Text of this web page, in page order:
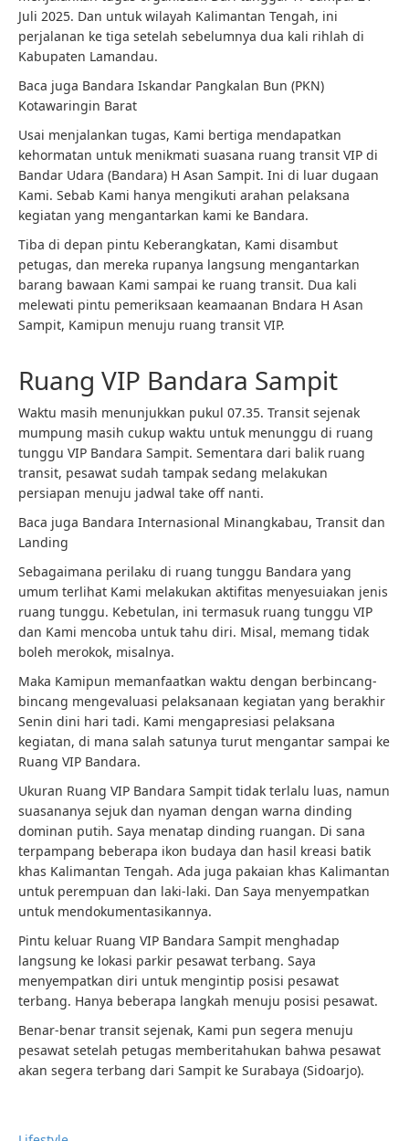
Juli 2025. Dan untuk wilayah Kalimantan Tengah, ini
perjalanan ke tiga setelah sebelumnya dua kali rihlah di
Kabupaten Lamandau.
Baca juga Bandara Iskandar Pangkalan Bun (PKN)
Kotawaringin Barat
Usai menjalankan tugas, Kami bertiga mendapatkan
kehormatan untuk menikmati suasana ruang transit VIP di
Bandar Udara (Bandara) H Asan Sampit. Ini di luar dugaan
Kami. Sebab Kami hanya mengikuti arahan pelaksana
kegiatan yang mengantarkan kami ke Bandara.
Tiba di depan pintu Keberangkatan, Kami disambut
petugas, dan mereka rupanya langsung mengantarkan
barang bawaan Kami sampai ke ruang transit. Dua kali
melewati pintu pemeriksaan keamaanan Bndara H Asan
Sampit, Kamipun menuju ruang transit VIP.
Ruang VIP Bandara Sampit
Waktu masih menunjukkan pukul 07.35. Transit sejenak
mumpung masih cukup waktu untuk menunggu di ruang
tunggu VIP Bandara Sampit. Sementara dari balik ruang
transit, pesawat sudah tampak sedang melakukan
persiapan menuju jadwal take off nanti.
Baca juga Bandara Internasional Minangkabau, Transit dan
Landing
Sebagaimana perilaku di ruang tunggu Bandara yang
umum terlihat Kami melakukan aktifitas menyesuiakan jenis
ruang tunggu. Kebetulan, ini termasuk ruang tunggu VIP
dan Kami mencoba untuk tahu diri. Misal, memang tidak
boleh merokok, misalnya.
Maka Kamipun memanfaatkan waktu dengan berbincang-
bincang mengevaluasi pelaksanaan kegiatan yang berakhir
Senin dini hari tadi. Kami mengapresiasi pelaksana
kegiatan, di mana salah satunya turut mengantar sampai ke
Ruang VIP Bandara.
Ukuran Ruang VIP Bandara Sampit tidak terlalu luas, namun
suasananya sejuk dan nyaman dengan warna dinding
dominan putih. Saya menatap dinding ruangan. Di sana
terpampang beberapa ikon budaya dan hasil kreasi batik
khas Kalimantan Tengah. Ada juga pakaian khas Kalimantan
untuk perempuan dan laki-laki. Dan Saya menyempatkan
untuk mendokumentasikannya.
Pintu keluar Ruang VIP Bandara Sampit menghadap
langsung ke lokasi parkir pesawat terbang. Saya
menyempatkan diri untuk mengintip posisi pesawat
terbang. Hanya beberapa langkah menuju posisi pesawat.
Benar-benar transit sejenak, Kami pun segera menuju
pesawat setelah petugas memberitahukan bahwa pesawat
akan segera terbang dari Sampit ke Surabaya (Sidoarjo).